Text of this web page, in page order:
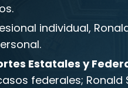
individual,
Estatales y
federales; Ronald